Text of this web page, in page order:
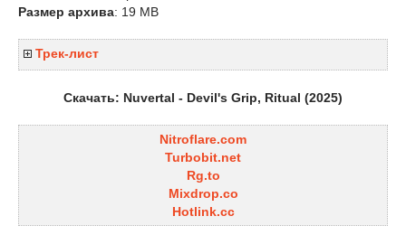
Размер архива: 19 MB
Трек-лист
Скачать: Nuvertal - Devil's Grip, Ritual (2025)
Nitroflare.com
Turbobit.net
Rg.to
Mixdrop.co
Hotlink.cc